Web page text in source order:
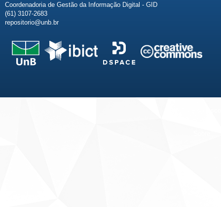
Coordenadoria de Gestão da Informação Digital - GID
(61) 3107-2683
repositorio@unb.br